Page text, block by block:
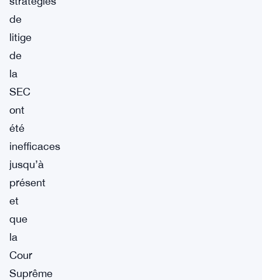
de
litige
de
la
SEC
ont
été
inefficaces
jusqu’à
présent
et
que
la
Cour
Suprême